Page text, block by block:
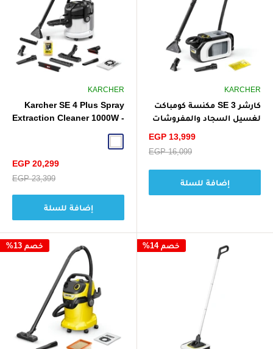
KARCHER
كارشر SE 3 مكنسة كومباكت
لغسيل السجاد والمفروشات
سعر
EGP 13,999
سعر
EGP 16,099
إضافة للسلة
KARCHER
Karcher SE 4 Plus Spray
Extraction Cleaner 1000W -
سعر
EGP 20,299
سعر
EGP 23,399
إضافة للسلة
خصم 14% خصم 13%